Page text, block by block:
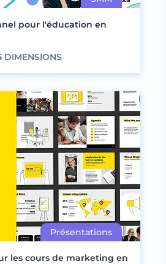
pour l'éducation en
DIMENSIONS
les cours de marketing en